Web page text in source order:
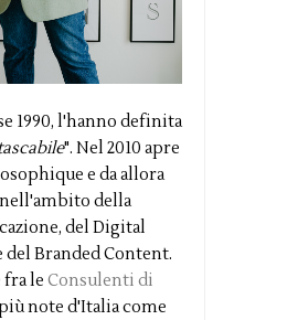
1990, l'hanno definita
". Nel 2010 apre
e da allora
della
del Digital
Branded Content.
fra le Consulenti di
note d'Italia come